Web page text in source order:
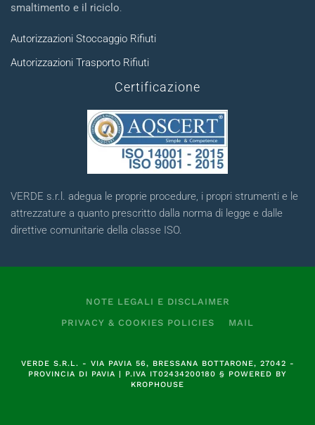
smaltimento e il riciclo
Autorizzazioni Stoccaggio Rifiuti
Autorizzazioni Trasporto Rifiuti
Certificazione
VERDE s.r.l. adegua le proprie procedure, i propri strumenti e le
attrezzature a quanto prescritto dalla norma di legge e dalle
direttive comunitarie della classe ISO.
NOTE LEGALI E DISCLAIMER
PRIVACY & COOKIES POLICIES
MAIL
VERDE S.R.L.
- VIA PAVIA 56, BRESSANA BOTTARONE, 27042 -
PROVINCIA DI PAVIA | P.IVA IT02434200180 § POWERED BY
KROPHOUSE